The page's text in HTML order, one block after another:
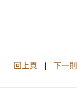
回上頁 | 下一則